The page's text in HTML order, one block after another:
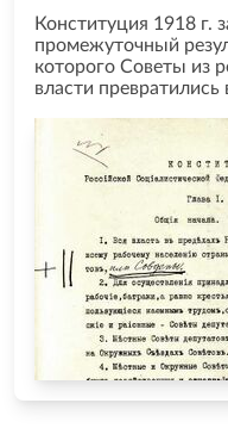
Конституция 1918 г.
промежуточный
которого Советы из
власти превратились